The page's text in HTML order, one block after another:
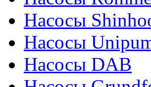
Насосы
Насосы
Насосы DAB